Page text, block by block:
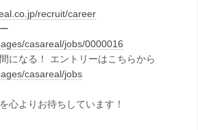
recruit/career
casareal/jobs/0000016
になる！ エントリーはこちらから
casareal/jobs
心よりお待ちしています！